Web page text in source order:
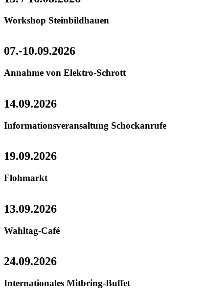
Workshop Steinbildhauen
07.-10.09.2026
Annahme von Elektro-Schrott
14.09.2026
Informationsveransaltung Schockanrufe
19.09.2026
Flohmarkt
13.09.2026
Wahltag-Café
24.09.2026
Internationales Mitbring-Buffet